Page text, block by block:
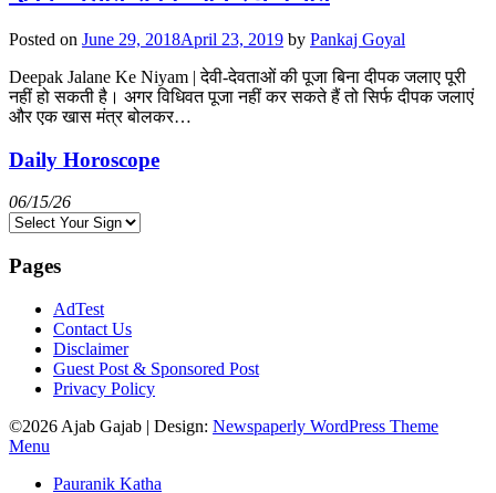
Posted on June 29, 2018April 23, 2019 by Pankaj Goyal
Deepak Jalane Ke Niyam | देवी-देवताओं की पूजा बिना दीपक जलाए पूरी
नहीं हो सकती है। अगर विधिवत पूजा नहीं कर सकते हैं तो सिर्फ दीपक जलाएं
और एक खास मंत्र बोलकर…
Daily Horoscope
06/15/26
Pages
AdTest
Contact Us
Disclaimer
Guest Post & Sponsored Post
Privacy Policy
©2026 Ajab Gajab | Design: Newspaperly WordPress Theme
Menu
Pauranik Katha